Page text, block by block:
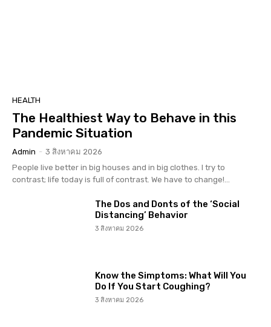
HEALTH
The Healthiest Way to Behave in this
Pandemic Situation
Admin - 3 สิงหาคม 2026
People live better in big houses and in big clothes. I try to
contrast; life today is full of contrast. We have to change!...
The Dos and Donts of the ‘Social
Distancing’ Behavior
3 สิงหาคม 2026
Know the Simptoms: What Will You
Do If You Start Coughing?
3 สิงหาคม 2026